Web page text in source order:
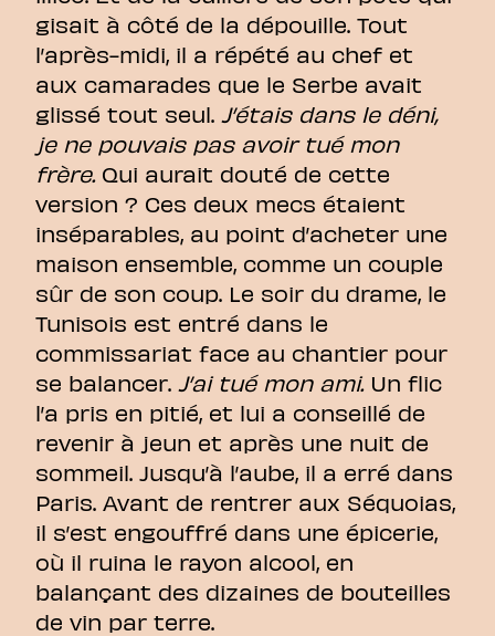
gisait à côté de la dépouille. Tout
l’après-midi, il a répété au chef et
aux camarades que le Serbe avait
glissé tout seul. J’étais dans le déni,
je ne pouvais pas avoir tué mon
frère. Qui aurait douté de cette
version ? Ces deux mecs étaient
inséparables, au point d’acheter une
maison ensemble, comme un couple
sûr de son coup. Le soir du drame, le
Tunisois est entré dans le
commissariat face au chantier pour
se balancer. J’ai tué mon ami. Un flic
l’a pris en pitié, et lui a conseillé de
revenir à jeun et après une nuit de
sommeil. Jusqu’à l’aube, il a erré dans
Paris. Avant de rentrer aux Séquoias,
il s’est engouffré dans une épicerie,
où il ruina le rayon alcool, en
balançant des dizaines de bouteilles
de vin par terre.